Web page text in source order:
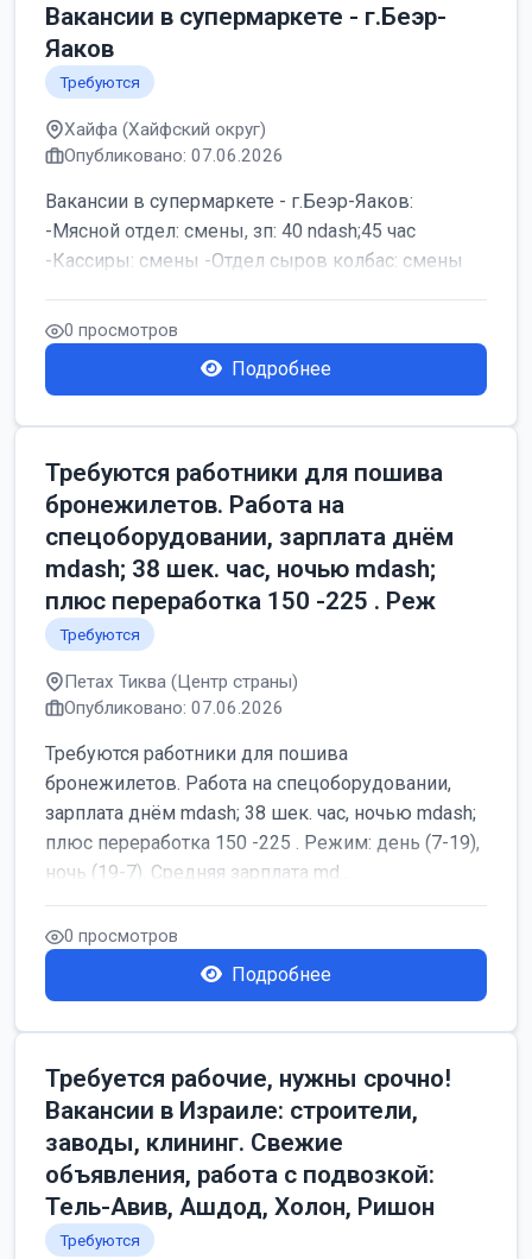
Вакансии в супермаркете - г.Беэр-
Яаков
Требуются
Хайфа (Хайфский округ)
Опубликовано: 07.06.2026
Вакансии в супермаркете - г.Беэр-Яаков:
-Мясной отдел: смены, зп: 40 ndash;45 час
-Кассиры: смены -Отдел сыров колбас: смены
0 просмотров
Подробнее
Требуются работники для пошива
бронежилетов. Работа на
спецоборудовании, зарплата днём
mdash; 38 шек. час, ночью mdash;
плюс переработка 150 -225 . Реж
Требуются
Петах Тиква (Центр страны)
Опубликовано: 07.06.2026
Требуются работники для пошива
бронежилетов. Работа на спецоборудовании,
зарплата днём mdash; 38 шек. час, ночью mdash;
плюс переработка 150 -225 . Режим: день (7-19),
ночь (19-7). Средняя зарплата md...
0 просмотров
Подробнее
Требуется рабочие, нужны срочно!
Вакансии в Израиле: строители,
заводы, клининг. Свежие
объявления, работа с подвозкой:
Тель-Авив, Ашдод, Холон, Ришон
Требуются